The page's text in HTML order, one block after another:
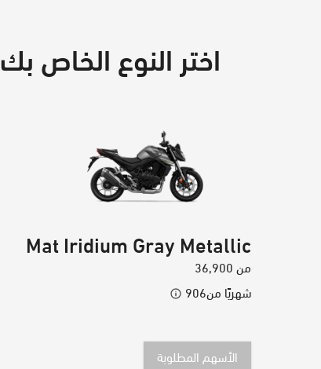
اختر النوع الخاص بك
Mat Iridium Gray Metallic
من36,900
شهريًا من906
الأسهم المطلوبة